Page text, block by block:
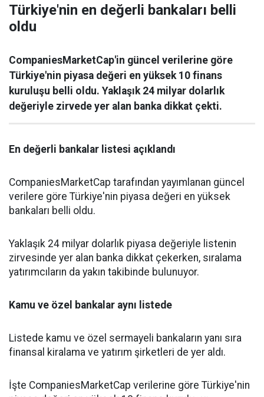
Türkiye'nin en değerli bankaları belli
oldu
CompaniesMarketCap'in güncel verilerine göre
Türkiye'nin piyasa değeri en yüksek 10 finans
kuruluşu belli oldu. Yaklaşık 24 milyar dolarlık
değeriyle zirvede yer alan banka dikkat çekti.
En değerli bankalar listesi açıklandı
CompaniesMarketCap tarafından yayımlanan güncel
verilere göre Türkiye'nin piyasa değeri en yüksek
bankaları belli oldu.
Yaklaşık 24 milyar dolarlık piyasa değeriyle listenin
zirvesinde yer alan banka dikkat çekerken, sıralama
yatırımcıların da yakın takibinde bulunuyor.
Kamu ve özel bankalar aynı listede
Listede kamu ve özel sermayeli bankaların yanı sıra
finansal kiralama ve yatırım şirketleri de yer aldı.
İşte CompaniesMarketCap verilerine göre Türkiye'nin